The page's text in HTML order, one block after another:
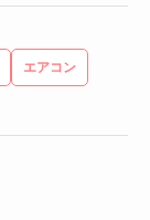
エアコン